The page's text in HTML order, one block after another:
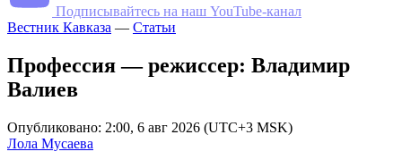
Подписывайтесь на наш YouTube-канал
Вестник Кавказа — Статьи
Профессия — режиссер: Владимир
Валиев
Опубликовано: 2:00, 6 авг 2026 (UTC+3 MSK)
Лола Мусаева